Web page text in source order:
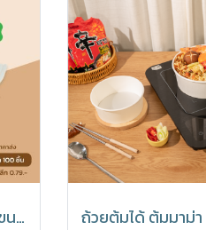
ถาดกระดาษ ถาดขนม ถาดขนมปัง สีขาว Foodgrade ขึ้นรูปแล้ว พร้อมใช้งาน มีโรงงานของตนเอง มีราคาส่ง (1 แพค 100 ใบ)